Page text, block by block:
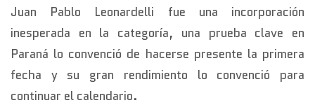
Juan Pablo Leonardelli fue una incorporación
inesperada en la categoría, una prueba clave en
Paraná lo convenció de hacerse presente la primera
fecha y su gran rendimiento lo convenció para
continuar el calendario.